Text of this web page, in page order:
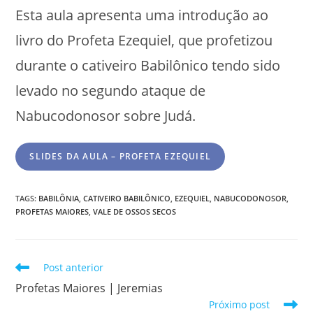
Esta aula apresenta uma introdução ao
livro do Profeta Ezequiel, que profetizou
durante o cativeiro Babilônico tendo sido
levado no segundo ataque de
Nabucodonosor sobre Judá.
SLIDES DA AULA – PROFETA EZEQUIEL
TAGS: BABILÔNIA CATIVEIRO BABILÔNICO EZEQUIEL NABUCODONOSOR
PROFETAS MAIORES VALE DE OSSOS SECOS
Post anterior
Profetas Maiores | Jeremias
Próximo post